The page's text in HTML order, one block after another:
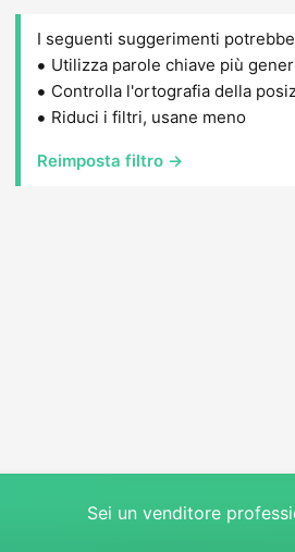
I seguenti suggerimenti
Utilizza parole chiave più
Controlla l'ortografia della
Riduci i filtri, usane meno
Reimposta filtro →
Sei un venditore